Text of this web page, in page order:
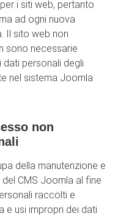
i siti web, pertanto
ad ogni nuova
Il sito web non
sono necessarie
personali degli
nel sistema Joomla
non
della manutenzione e
CMS Joomla al fine
raccolti e
e usi impropri dei dati